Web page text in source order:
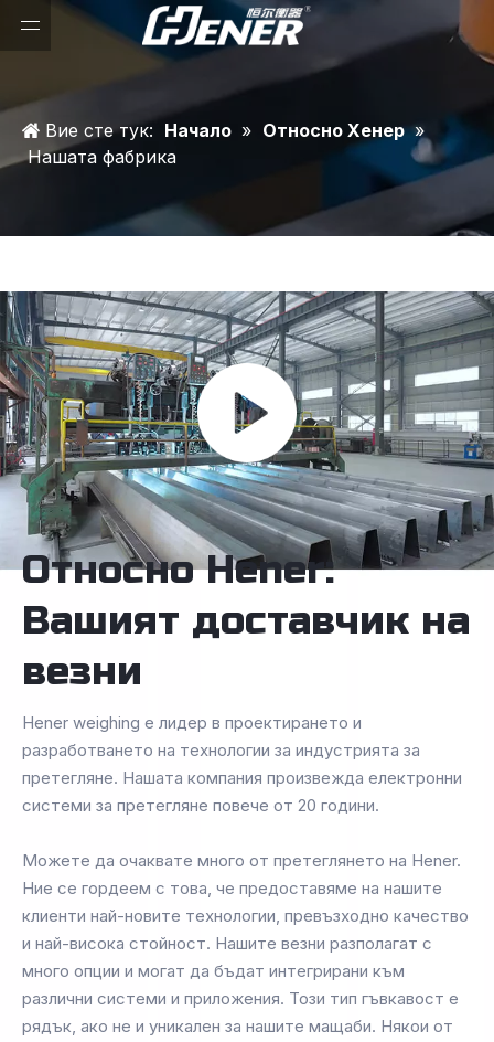
Вие сте тук: Начало » Относно Хенер »
Нашата фабрика
Относно Hener:
Вашият доставчик на
везни
Hener weighing е лидер в проектирането и
разработването на технологии за индустрията за
претегляне. Нашата компания произвежда електронни
системи за претегляне повече от 20 години.
Можете да очаквате много от претеглянето на Hener.
Ние се гордеем с това, че предоставяме на нашите
клиенти най-новите технологии, превъзходно качество
и най-висока стойност. Нашите везни разполагат с
много опции и могат да бъдат интегрирани към
различни системи и приложения. Този тип гъвкавост е
рядък, ако не и уникален за нашите мащаби. Някои от